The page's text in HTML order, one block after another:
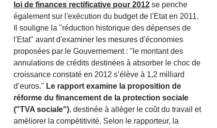
loi de finances rectificative pour 2012 se penche
également sur l'exécution du budget de l'Etat en 2011.
Il souligne la "réduction historique des dépenses de
l'Etat" avant d'examiner les mesures d'économies
proposées par le Gouvernement : "le montant des
annulations de crédits destinées à absorber le choc de
croissance constaté en 2012 s’élève à 1,2 milliard
d’euros." Le rapport examine la proposition de
réforme du financement de la protection sociale
("TVA sociale"), destinée à alléger le coût du travail et
améliorer la compétitivité. Selon le rapporteur, la